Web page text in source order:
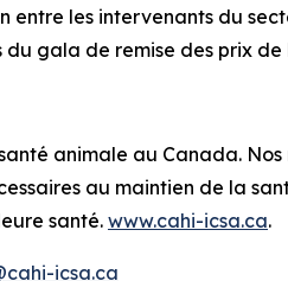
les intervenants du
gala de remise des prix de
animale au Canada.
au maintien de la
santé. www.cahi-icsa.ca.
icsa.ca